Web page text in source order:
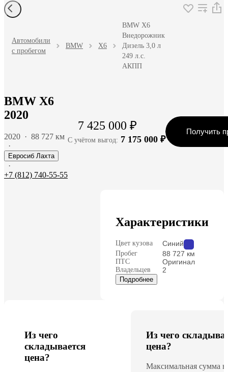
Автомобили
с пробегом
BMW X6
BMW X6
Внедорожник
Дизель 3,0 л
249 л.с.
АКПП
BMW X6
2020
2020 · 88 727 км
·
Евросиб Лахта
·
+7 (812) 740-55-55
7 425 000 ₽
С учётом выгод: 7 175 000 ₽
Получить
Характеристики
Цвет кузова Синий
Пробег 88 727 км
ПТС Оригинал
Владельцев 2
Подробнее
Из чего
складывается
цена?
Из чего
цена?
Максимальная сумма